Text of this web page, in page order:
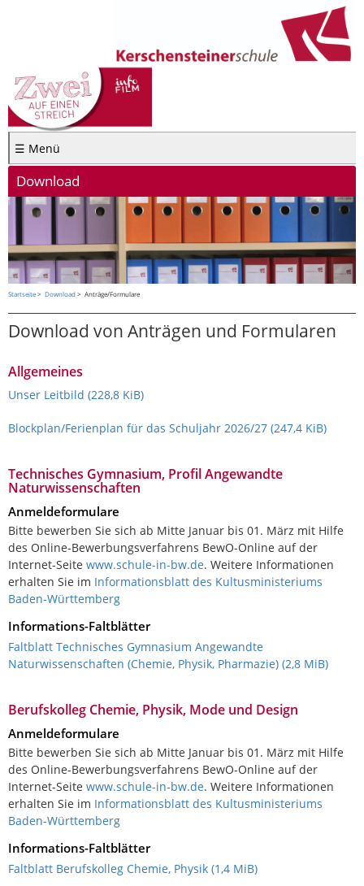
☰ Menü
Download
Startseite Download Anträge/Formulare
Download von Anträgen und Formularen
Allgemeines
Unser Leitbild (228,8 KiB)
Blockplan/Ferienplan für das Schuljahr 2026/27 (247,4 KiB)
Technisches Gymnasium, Profil Angewandte
Naturwissenschaften
Anmeldeformulare
Bitte bewerben Sie sich ab Mitte Januar bis 01. März mit Hilfe
des Online-Bewerbungsverfahrens BewO-Online auf der
Internet-Seite www.schule-in-bw.de. Weitere Informationen
erhalten Sie im Informationsblatt des Kultusministeriums
Baden-Württemberg
Informations-Faltblätter
Faltblatt Technisches Gymnasium Angewandte
Naturwissenschaften (Chemie, Physik, Pharmazie) (2,8 MiB)
Berufskolleg Chemie, Physik, Mode und Design
Anmeldeformulare
Bitte bewerben Sie sich ab Mitte Januar bis 01. März mit Hilfe
des Online-Bewerbungsverfahrens BewO-Online auf der
Internet-Seite www.schule-in-bw.de. Weitere Informationen
erhalten Sie im Informationsblatt des Kultusministeriums
Baden-Württemberg
Informations-Faltblätter
Faltblatt Berufskolleg Chemie, Physik (1,4 MiB)